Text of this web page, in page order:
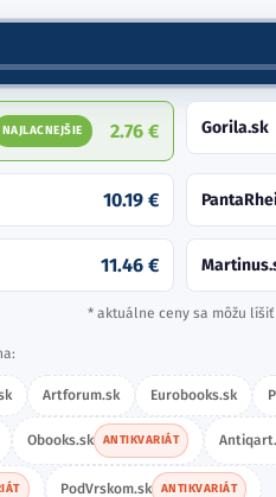
NAJLACNEJŠIE 2.76 € Gorila.sk
10.19 €
11.46 €
* aktuálne ceny sa môžu líšiť
Artforum.sk Eurobooks.sk
Obooks.sk ANTIKVARIÁT
PodVrskom.sk ANTIKVARIÁT